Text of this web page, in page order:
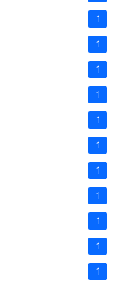
1
1
1
1
1
1
1
1
1
1
1